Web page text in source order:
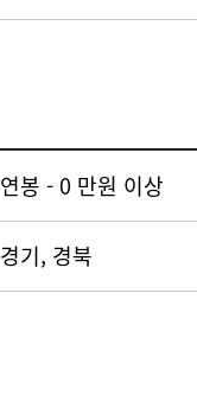
연봉 - 0 만원 이상
경기, 경북